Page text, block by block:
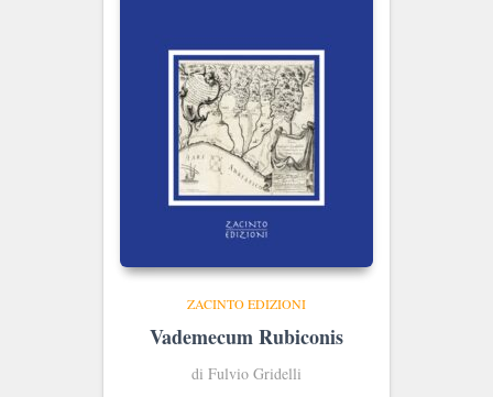
ZACINTO EDIZIONI
Vademecum Rubiconis
di Fulvio Gridelli